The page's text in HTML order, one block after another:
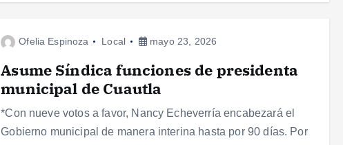
Ofelia Espinoza Local mayo 23, 2026
Asume Síndica funciones de presidenta
municipal de Cuautla
*Con nueve votos a favor, Nancy Echeverría encabezará el
Gobierno municipal de manera interina hasta por 90 días. Por